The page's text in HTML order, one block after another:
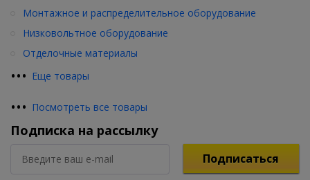
••• Еще товары
Монтажное и распределительное оборудование
Низковольтное оборудование
Отделочные материалы
••• Посмотреть все товары
Подписка на рассылку
Подписаться